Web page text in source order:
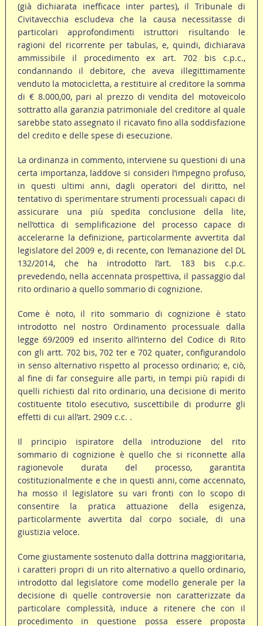
(già dichiarata inefficace inter partes), il Tribunale di
Civitavecchia escludeva che la causa necessitasse di
particolari approfondimenti istruttori risultando le
ragioni del ricorrente per tabulas, e, quindi, dichiarava
ammissibile il procedimento ex art. 702 bis c.p.c.,
condannando il debitore, che aveva illegittimamente
venduto la motocicletta, a restituire al creditore la somma
di € 8.000,00, pari al prezzo di vendita del motoveicolo
sottratto alla garanzia patrimoniale del creditore al quale
sarebbe stato assegnato il ricavato fino alla soddisfazione
del credito e delle spese di esecuzione.
La ordinanza in commento, interviene su questioni di una
certa importanza, laddove si consideri l’impegno profuso,
in questi ultimi anni, dagli operatori del diritto, nel
tentativo di sperimentare strumenti processuali capaci di
assicurare una più spedita conclusione della lite,
nell’ottica di semplificazione del processo capace di
accelerarne la definizione, particolarmente avvertita dal
legislatore del 2009 e, di recente, con l’emanazione del DL
132/2014, che ha introdotto l’art. 183 bis c.p.c.
prevedendo, nella accennata prospettiva, il passaggio dal
rito ordinario a quello sommario di cognizione.
Come è noto, il rito sommario di cognizione è stato
introdotto nel nostro Ordinamento processuale dalla
legge 69/2009 ed inserito all’interno del Codice di Rito
con gli artt. 702 bis, 702 ter e 702 quater, configurandolo
in senso alternativo rispetto al processo ordinario; e, ciò,
al fine di far conseguire alle parti, in tempi più rapidi di
quelli richiesti dal rito ordinario, una decisione di merito
costituente titolo esecutivo, suscettibile di produrre gli
effetti di cui all’art. 2909 c.c. .
Il principio ispiratore della introduzione del rito
sommario di cognizione è quello che si riconnette alla
ragionevole durata del processo, garantita
costituzionalmente e che in questi anni, come accennato,
ha mosso il legislatore su vari fronti con lo scopo di
consentire la pratica attuazione della esigenza,
particolarmente avvertita dal corpo sociale, di una
giustizia veloce.
Come giustamente sostenuto dalla dottrina maggioritaria,
i caratteri propri di un rito alternativo a quello ordinario,
introdotto dal legislatore come modello generale per la
decisione di quelle controversie non caratterizzate da
particolare complessità, induce a ritenere che con il
procedimento in questione possa essere proposta